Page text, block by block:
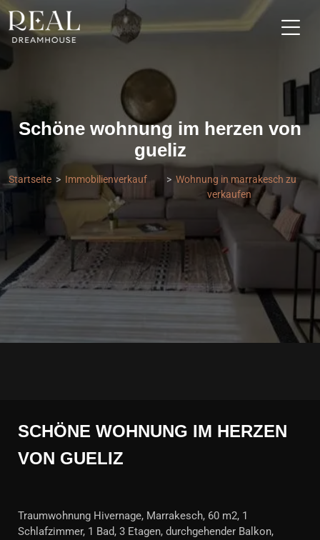
Schöne wohnung im herzen von
gueliz
Startseite Immobilienverkauf
Wohnung in marrakesch zu
verkaufen
SCHÖNE WOHNUNG IM HERZEN
VON GUELIZ
Traumwohnung Hivernage, Marrakesch, 60 m2, 1
Schlafzimmer, 1 Bad, 3 Etagen, durchgehender Balkon,